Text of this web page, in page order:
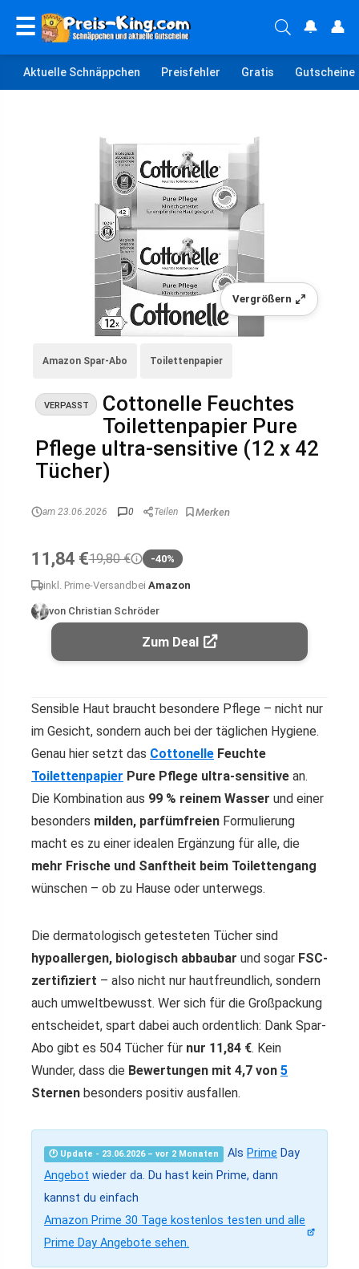
☰ 🔔 👤
Aktuelle Schnäppchen Preisfehler Gratis Gutscheine
Vergrößern
Amazon Spar-Abo Toilettenpapier
VERPASST
Cottonelle Feuchtes
Toilettenpapier Pure
Pflege ultra-sensitive (12 x 42
Tücher)
am 23.06.2026 0 Teilen
11,84 €19,80 € -40%
inkl. Prime-Versand bei Amazon
von Christian Schröder
Zum Deal
Sensible Haut braucht besondere Pflege – nicht nur
im Gesicht, sondern auch bei der täglichen Hygiene.
Genau hier setzt das Cottonelle Feuchte
Toilettenpapier Pure Pflege ultra-sensitive an.
Die Kombination aus 99 % reinem Wasser und einer
besonders milden, parfümfreien Formulierung
macht es zu einer idealen Ergänzung für alle, die
mehr Frische und Sanftheit beim Toilettengang
wünschen – ob zu Hause oder unterwegs.
Die dermatologisch getesteten Tücher sind
hypoallergen, biologisch abbaubar und sogar FSC-
zertifiziert – also nicht nur hautfreundlich, sondern
auch umweltbewusst. Wer sich für die Großpackung
entscheidet, spart dabei auch ordentlich: Dank Spar-
Abo gibt es 504 Tücher für nur 11,84 €. Kein
Wunder, dass die Bewertungen mit 4,7 von 5
Sternen besonders positiv ausfallen.
🕐 Update - 23.06.2026 – vor 2 Monaten Als Prime Day
Angebot wieder da. Du hast kein Prime, dann
kannst du einfach
Amazon Prime 30 Tage kostenlos testen und alle
Prime Day Angebote sehen.